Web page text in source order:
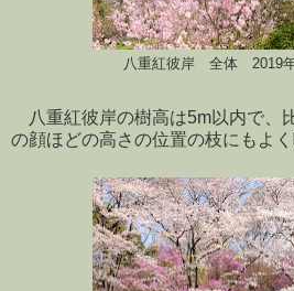
八重紅彼岸 全体 2019
八重紅彼岸の樹高は5m以内で、
の顔ほどの高さの位置の枝にもよく